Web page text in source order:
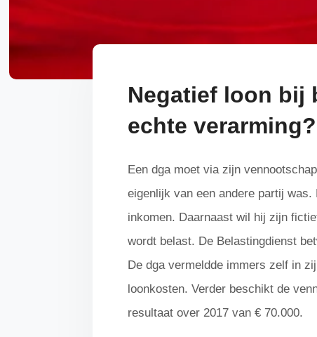
Negatief loon bij
echte verarming?
Een dga moet via zijn
eigenlijk van een andere partij
inkomen. Daarnaast wil hij zijn
wordt belast. De Belastingdienst
De dga vermeldde immers zelf in
loonkosten. Verder beschikt de
resultaat over 2017 van € 70.000.